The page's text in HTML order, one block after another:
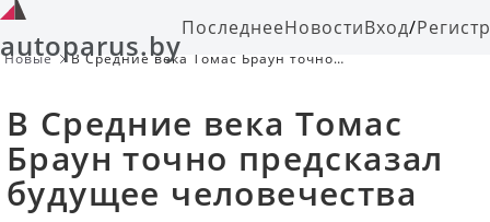
autoparus.byПоследнееНовостиВход/
Новые
В Средние века Томас Браун точно
В Средние века Томас
Браун точно предсказал
будущее человечества